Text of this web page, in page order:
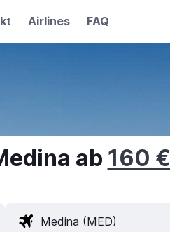
Airlines FAQ
ab 160 €